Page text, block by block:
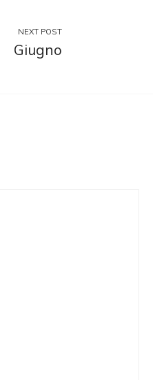
NEXT POST
Giugno